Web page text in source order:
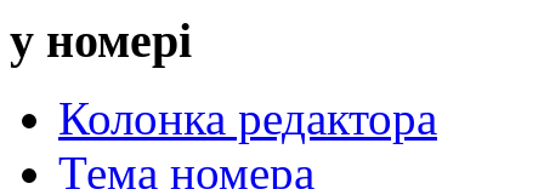
у номері
Колонка редактора
Тема номера